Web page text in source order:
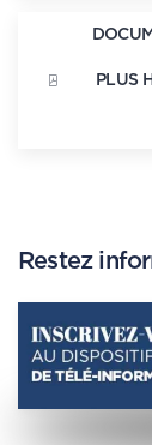
PLUS
Restez